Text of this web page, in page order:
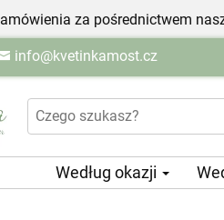
za pośrednictwem
info@kvetinkamost.cz
Według okazji